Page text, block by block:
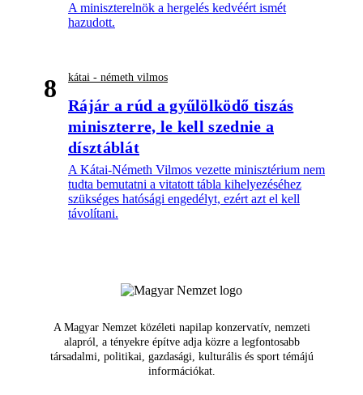
A miniszterelnök a hergelés kedvéért ismét
hazudott.
8 kátai - németh vilmos
Rájár a rúd a gyűlölködő tiszás
miniszterre, le kell szednie a
dísztáblát
A Kátai-Németh Vilmos vezette minisztérium nem
tudta bemutatni a vitatott tábla kihelyezéséhez
szükséges hatósági engedélyt, ezért azt el kell
távolítani.
A Magyar Nemzet közéleti napilap konzervatív, nemzeti
alapról, a tényekre építve adja közre a legfontosabb
társadalmi, politikai, gazdasági, kulturális és sport témájú
információkat.